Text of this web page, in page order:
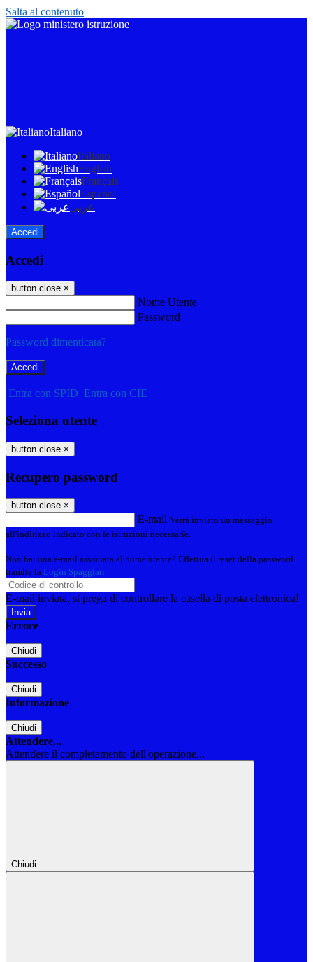
Salta al contenuto
Italiano
Italiano
English
Français
Español
عربى
Accedi
Accedi
button close ×
Nome Utente
Password
Password dimenticata?
-
Entra con SPID Entra con CIE
Seleziona utente
button close ×
Recupero password
button close ×
E-mail Verrà inviato un messaggio
all'indirizzo indicato con le istruzioni necessarie.
Non hai una e-mail associata al nome utente? Effettua il reset della password
tramite la Login Spaggiari
E-mail inviata, si prega di controllare la casella di posta elettronica!
Errore
Chiudi
Successo
Chiudi
Informazione
Chiudi
Attendere...
Attendere il completamento dell'operazione...
Chiudi